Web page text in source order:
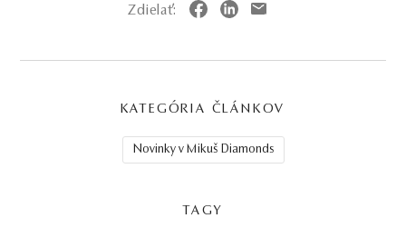
Zdielať:
KATEGÓRIA ČLÁNKOV
Novinky v Mikuš Diamonds
TAGY